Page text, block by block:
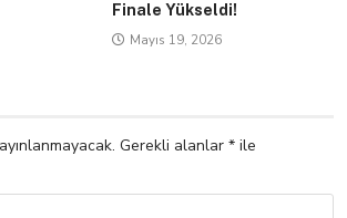
Finale Yükseldi!
Mayıs 19, 2026
Gerekli alanlar * ile